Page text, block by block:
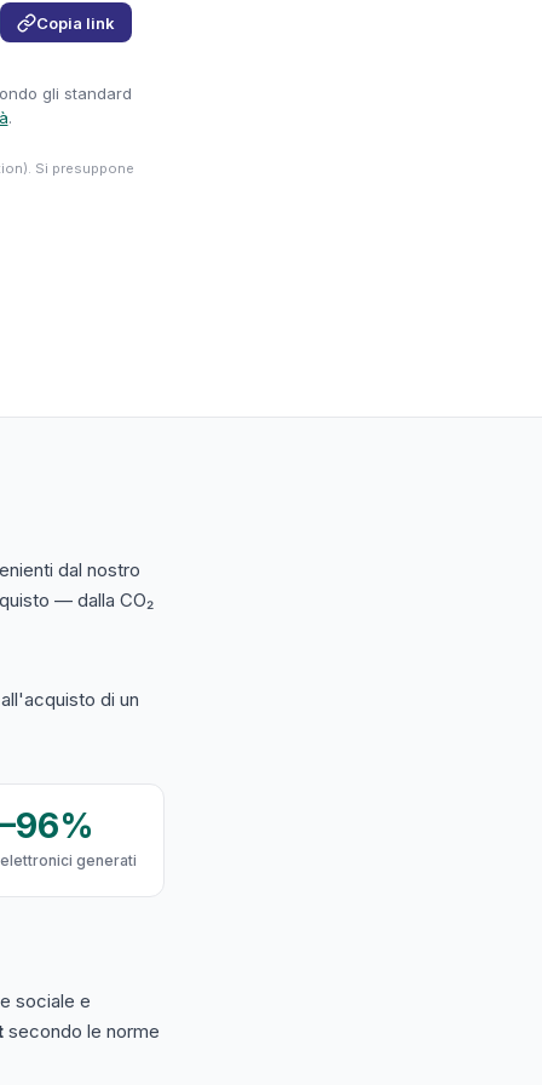
Copia link
gli standard
.
Si presuppone
dal nostro
— dalla CO₂
di un
generati
sociale e
secondo le norme